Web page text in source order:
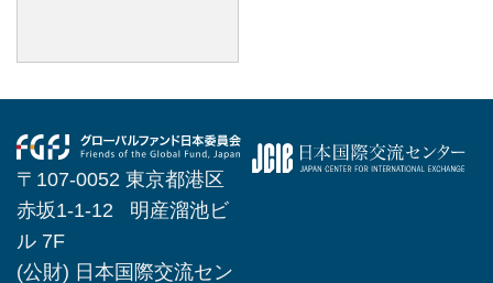
〒107-0052 東京都港区
赤坂1-1-12 明産溜池ビ
ル 7F
(公財) 日本国際交流セン